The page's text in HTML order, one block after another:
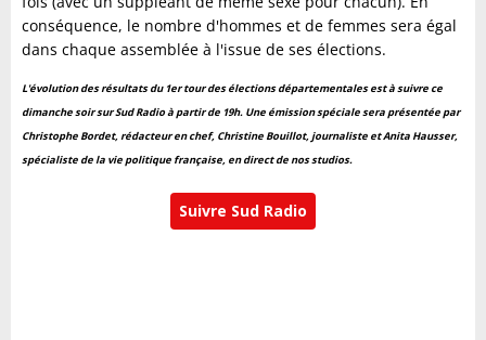
conséquence, le nombre d'hommes et de femmes sera égal
dans chaque assemblée à l'issue de ses élections.
L'évolution des résultats du 1er tour des élections départementales est à suivre ce
dimanche soir sur Sud Radio à partir de 19h. Une émission spéciale sera présentée par
Christophe Bordet, rédacteur en chef, Christine Bouillot, journaliste et Anita Hausser,
spécialiste de la vie politique française, en direct de nos studios.
Suivre Sud Radio